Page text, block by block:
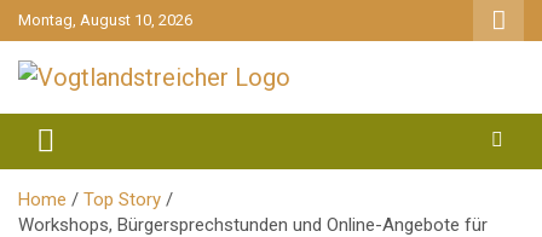
gehe
zum
Inhalt
Montag, August 10, 2026
Vogtlandstreicher
Home
Top Story
Workshops, Bürgersprechstunden und Online-Angebote für